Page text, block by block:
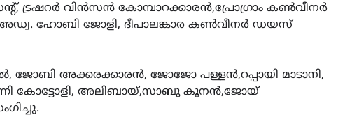
ട്രഷറർ വിൻസൻ കോമ്പാറക്കാരൻ,പ്രോഗ്രാം കൺവീനർ
ഹോബി ജോളി, ദീപാലങ്കാര കൺവീനർ ഡയസ്
അക്കരക്കാരൻ, ജോജോ പള്ളൻ,റപ്പായി മാടാനി,
കോട്ടോളി, അലിബായ്,സാബു കൂനൻ,ജോയ്